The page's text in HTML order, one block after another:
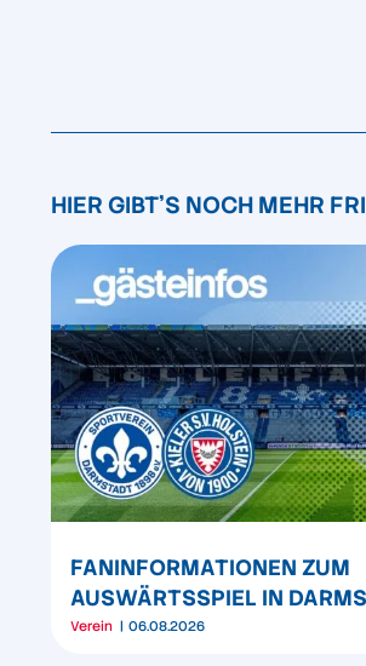
HIER GIBT'S NOCH MEHR
FANINFORMATIONEN ZUM
AUSWÄRTSSPIEL IN
Verein 06.08.2026